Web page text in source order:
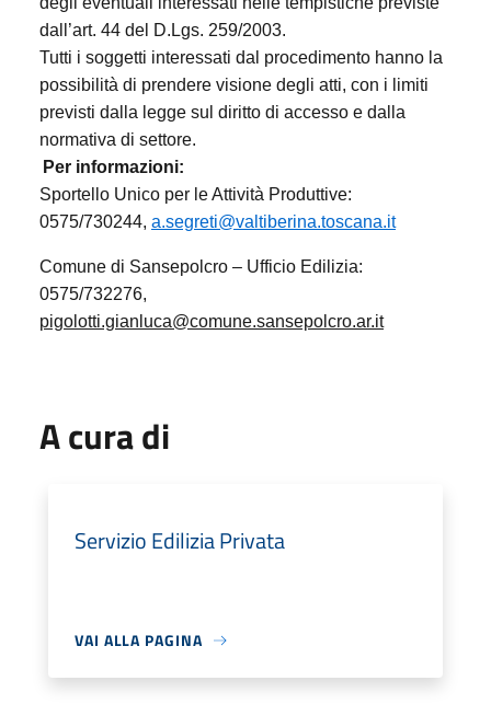
dall’art. 44 del D.Lgs. 259/2003.
Tutti i soggetti interessati dal procedimento hanno la
possibilità di prendere visione degli atti, con i limiti
previsti dalla legge sul diritto di accesso e dalla
normativa di settore.
Per informazioni:
Sportello Unico per le Attività Produttive:
0575/730244, a.segreti@valtiberina.toscana.it
Comune di Sansepolcro – Ufficio Edilizia:
0575/732276,
pigolotti.gianluca@comune.sansepolcro.ar.it
A cura di
Servizio Edilizia Privata
VAI ALLA PAGINA